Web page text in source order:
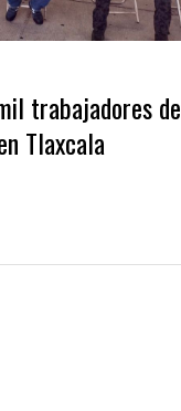
trabajadores de
Tlaxcala